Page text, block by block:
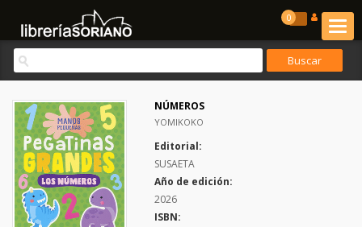
0
NÚMEROS
YOMIKOKO
Editorial:
SUSAETA
Año de edición:
2026
ISBN: